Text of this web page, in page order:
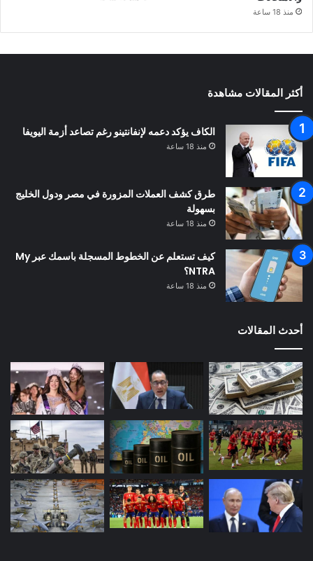
منذ 18 ساعة
أكثر المقالات مشاهدة
الكاف يؤكد دعمه لإنفانتينو رغم تصاعد أزمة اليويفا
منذ 18 ساعة
طرق كشف العملات المزورة في مصر ودول الخليج
بسهولة
منذ 18 ساعة
كيف تستعلم عن الخطوط المسجلة باسمك عبر My
NTRA؟
منذ 18 ساعة
أحدث المقالات